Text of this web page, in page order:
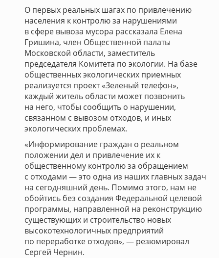
О первых реальных шагах по привлечению
населения к контролю за нарушениями
в сфере вывоза мусора рассказала Елена
Гришина, член Общественной палаты
Московской области, заместитель
председателя Комитета по экологии. На базе
общественных экологических приемных
реализуется проект «Зеленый телефон»,
каждый житель области может позвонить
на него, чтобы сообщить о нарушении,
связанном с вывозом отходов, и иных
экологических проблемах.
«Информирование граждан о реальном
положении дел и привлечение их к
общественному контролю за обращением
с отходами — это одна из наших главных задач
на сегодняшний день. Помимо этого, нам не
обойтись без создания Федеральной целевой
программы, направленной на реконструкцию
существующих и строительство новых
высокотехнологичных предприятий
по переработке отходов», — резюмировал
Сергей Чернин.